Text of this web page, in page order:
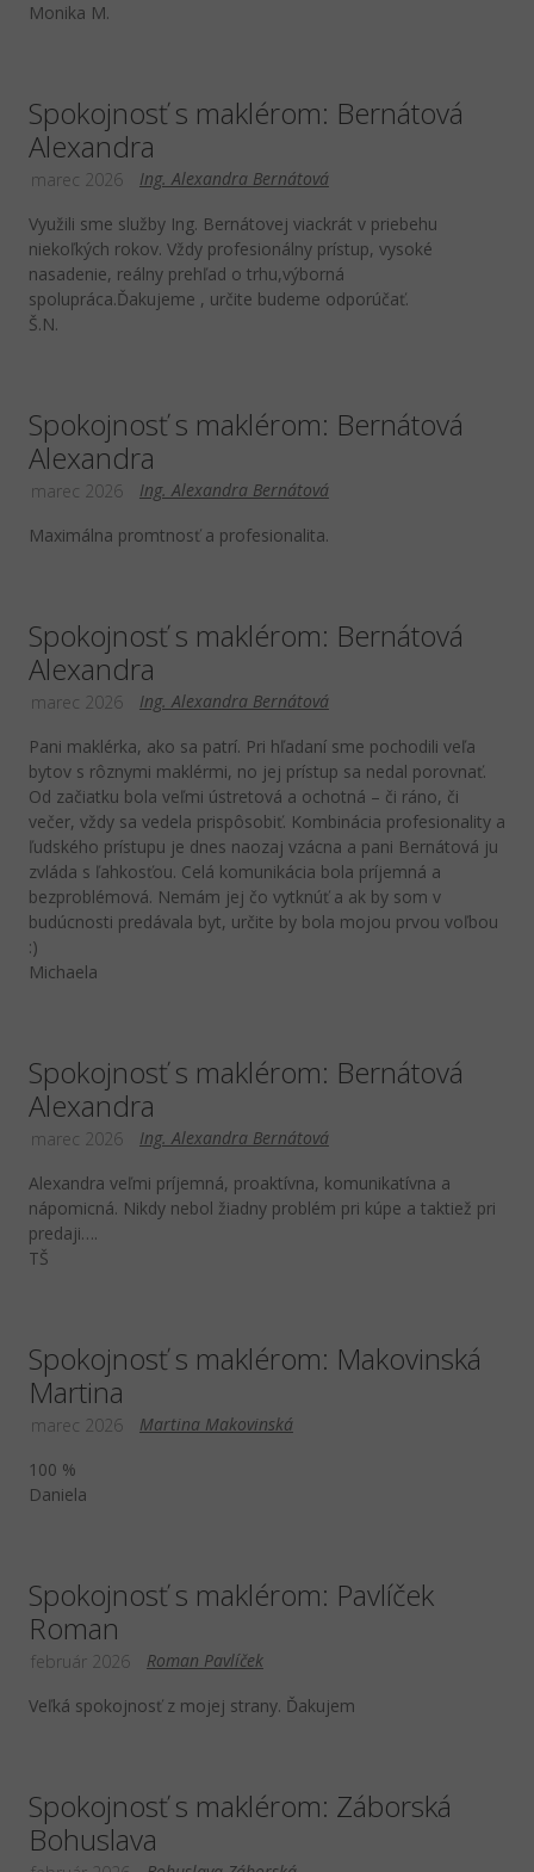
Monika M.
Spokojnosť s maklérom: Bernátová
Alexandra
Ing. Alexandra Bernátová
marec 2026
Využili sme služby Ing. Bernátovej viackrát v priebehu
niekoľkých rokov. Vždy profesionálny prístup, vysoké
nasadenie, reálny prehľad o trhu,výborná
spolupráca.Ďakujeme , určite budeme odporúčať.
Š.N.
Spokojnosť s maklérom: Bernátová
Alexandra
Ing. Alexandra Bernátová
marec 2026
Maximálna promtnosť a profesionalita.
Spokojnosť s maklérom: Bernátová
Alexandra
Ing. Alexandra Bernátová
marec 2026
Pani maklérka, ako sa patrí. Pri hľadaní sme pochodili veľa
bytov s rôznymi maklérmi, no jej prístup sa nedal porovnať.
Od začiatku bola veľmi ústretová a ochotná – či ráno, či
večer, vždy sa vedela prispôsobiť. Kombinácia profesionality a
ľudského prístupu je dnes naozaj vzácna a pani Bernátová ju
zvláda s ľahkosťou. Celá komunikácia bola príjemná a
bezproblémová. Nemám jej čo vytknúť a ak by som v
budúcnosti predávala byt, určite by bola mojou prvou voľbou
:)
Michaela
Spokojnosť s maklérom: Bernátová
Alexandra
Ing. Alexandra Bernátová
marec 2026
Alexandra veľmi príjemná, proaktívna, komunikatívna a
nápomicná. Nikdy nebol žiadny problém pri kúpe a taktiež pri
predaji….
TŠ
Spokojnosť s maklérom: Makovinská
Martina
Martina Makovinská
marec 2026
100 %
Daniela
Spokojnosť s maklérom: Pavlíček
Roman
Roman Pavlíček
február 2026
Veľká spokojnosť z mojej strany. Ďakujem
Spokojnosť s maklérom: Záborská
Bohuslava